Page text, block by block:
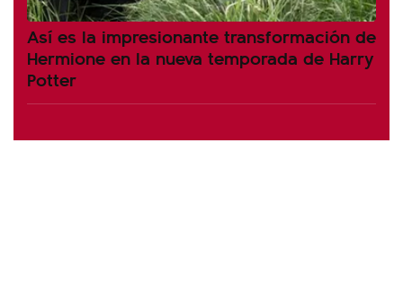
Así es la impresionante transformación de
Hermione en la nueva temporada de Harry
Potter